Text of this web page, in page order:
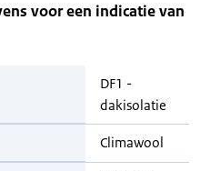
voor een indicatie van
DF1 -
dakisolatie
Climawool